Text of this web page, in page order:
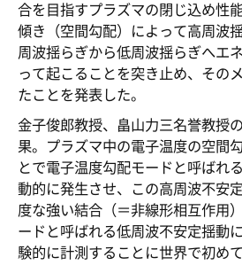
合を目指すプラズマの閉じ込め性
傾き（空間勾配）によって高周波
周波揺らぎから低周波揺らぎへエ
って起こることを突き止め、その
たことを発表した。
金子俊郎教授、畠山力三名誉教授
果。プラズマ中の電子温度の空間
とで電子温度勾配モードと呼ばれ
動的に発生させ、この高周波不安
度な強い結合（＝非線形相互作用
ードと呼ばれる低周波不安定揺動
験的に計測することに世界で初めて